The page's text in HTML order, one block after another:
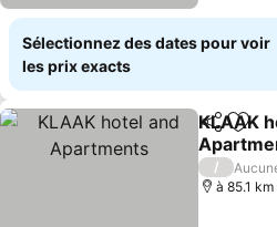
Sélectionnez des dates pour voir
les prix exacts
Partager
KLAAK
/
à 85.1